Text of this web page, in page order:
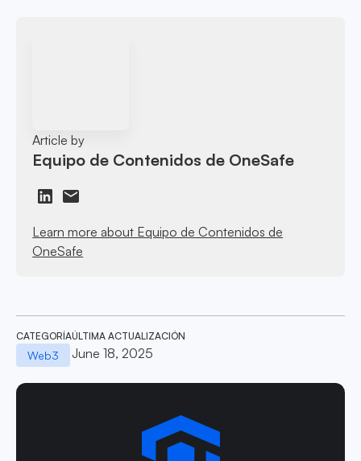
Article by
Equipo de Contenidos de OneSafe
Learn more about Equipo de Contenidos de
OneSafe
CATEGORÍA
Web3
ÚLTIMA ACTUALIZACIÓN
June 18, 2025